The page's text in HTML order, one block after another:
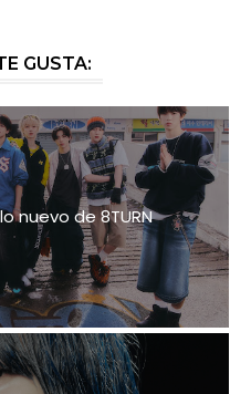
GUSTA:
nuevo de 8TURN